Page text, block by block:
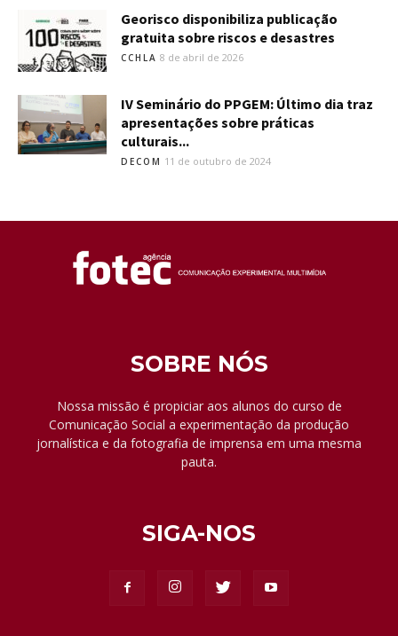
Georisco disponibiliza publicação
gratuita sobre riscos e desastres
CCHLA 8 de abril de 2026
IV Seminário do PPGEM: Último dia traz
apresentações sobre práticas
culturais...
DECOM 11 de outubro de 2024
SOBRE NÓS
Nossa missão é propiciar aos alunos do curso de
Comunicação Social a experimentação da produção
jornalística e da fotografia de imprensa em uma mesma
pauta.
SIGA-NOS